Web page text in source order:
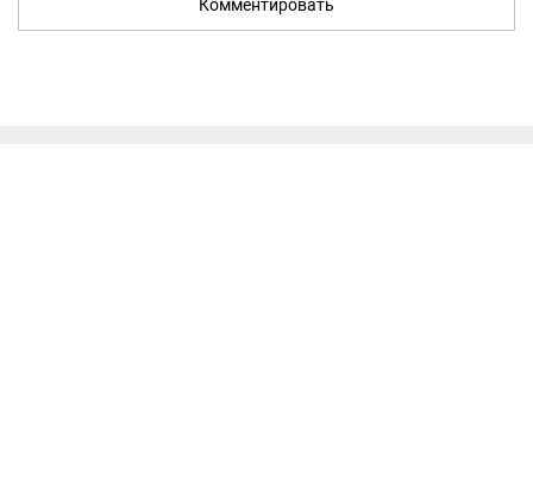
Комментировать